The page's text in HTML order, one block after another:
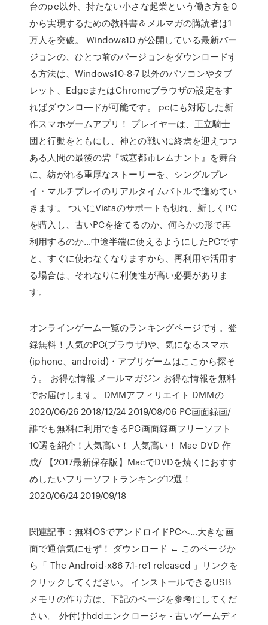
台のpc以外、持たない小さな起業という働き方を0
から実現するための教科書＆メルマガの購読者は1
万人を突破。 Windows10 が公開している最新バー
ジョンの、ひとつ前のバージョンをダウンロードす
る方法は、Windows10-8-7 以外のパソコンやタブ
レット、EdgeまたはChromeブラウザの設定をす
ればダウンロ―ドが可能です。 pcにも対応した新
作スマホゲームアプリ！ プレイヤーは、王立騎士
団と行動をともにし、神との戦いに終焉を迎えつつ
ある人間の最後の砦『城塞都市レムナント』を舞台
に、紡がれる重厚なストーリーを、シングルプレ
イ・マルチプレイのリアルタイムバトルで進めてい
きます。 ついにVistaのサポートも切れ、新しくPC
を購入し、古いPCを捨てるのか、何らかの形で再
利用するのか…中途半端に使えるようにしたPCです
と、すぐに使わなくなりますから、再利用や活用す
る場合は、それなりに利便性が高い必要がありま
す。
オンラインゲーム一覧のランキングページです。登
録無料！人気のPC(ブラウザ)や、気になるスマホ
(iphone、android)・アプリゲームはここから探そ
う。 お得な情報 メールマガジン お得な情報を無料
でお届けします。 DMMアフィリエイト DMMの
2020/06/26 2018/12/24 2019/08/06 PC画面録画/
誰でも無料に利用できるPC画面録画フリーソフト
10選を紹介！人気高い！ 人気高い！ Mac DVD 作
成/ 【2017最新保存版】MacでDVDを焼くにおすす
めしたいフリーソフトランキング12選！
2020/06/24 2019/09/18
関連記事：無料OSでアンドロイドPCへ…大きな画
面で通信気にせず！ ダウンロード ← このページか
ら「 The Android-x86 7.1-rc1 released 」リンクを
クリックしてください。 インストールできるUSB
メモリの作り方は、下記のページを参考にしてくだ
さい。 外付けhddエンクロージャ - 古いゲームディ